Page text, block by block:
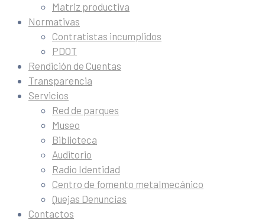
Matriz productiva
Normativas
Contratistas incumplidos
PDOT
Rendición de Cuentas
Transparencia
Servicios
Red de parques
Museo
Biblioteca
Auditorio
Radio Identidad
Centro de fomento metalmecánico
Quejas Denuncias
Contactos